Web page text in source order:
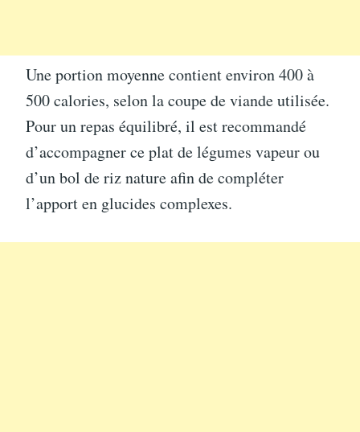
Une portion moyenne contient environ 400 à
500 calories, selon la coupe de viande utilisée.
Pour un repas équilibré, il est recommandé
d’accompagner ce plat de légumes vapeur ou
d’un bol de riz nature afin de compléter
l’apport en glucides complexes.